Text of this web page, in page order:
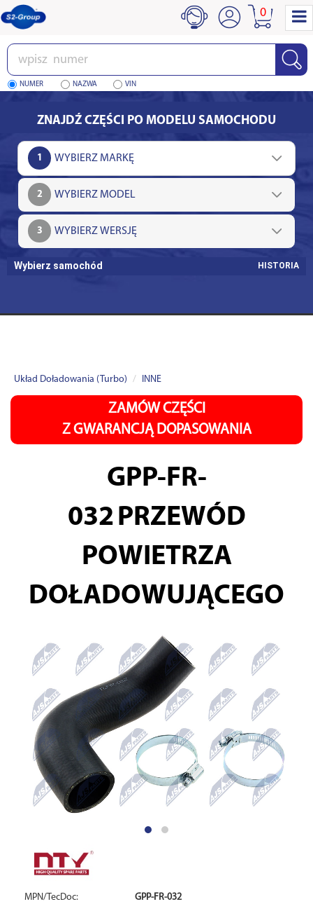
Wpisz
numer
NUMER NAZWA VIN
0
ZNAJDŹ CZĘŚCI PO MODELU SAMOCHODU
1
2
3
Wybierz samochód HISTORIA
Układ Doładowania (Turbo) INNE
ZAMÓW CZĘŚCI
Z GWARANCJĄ DOPASOWANIA
GPP-FR-
032 PRZEWÓD
POWIETRZA
DOŁADOWUJĄCEGO
MPN/TecDoc: GPP-FR-032